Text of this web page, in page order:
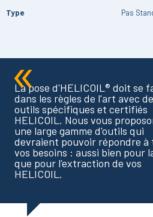
Type Pas
La pose d'HELICOIL® doit se
dans les règles de l'art avec
outils spécifiques et certifiés
HELICOIL. Nous vous
une large gamme d'outils qui
devraient pouvoir répondre à
vos besoins : aussi bien pour
que pour l'extraction de vos
HELICOIL.